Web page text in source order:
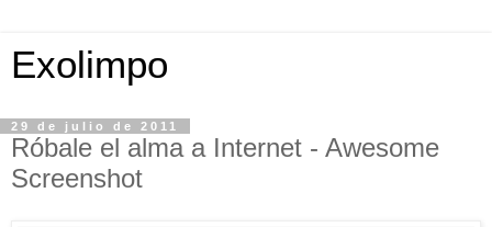
Exolimpo
29 de julio de 2011
Róbale el alma a Internet - Awesome
Screenshot